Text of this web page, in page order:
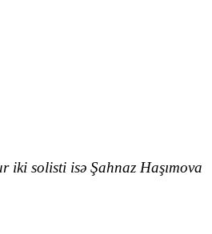
iki solisti isə Şahnaz Haşımova